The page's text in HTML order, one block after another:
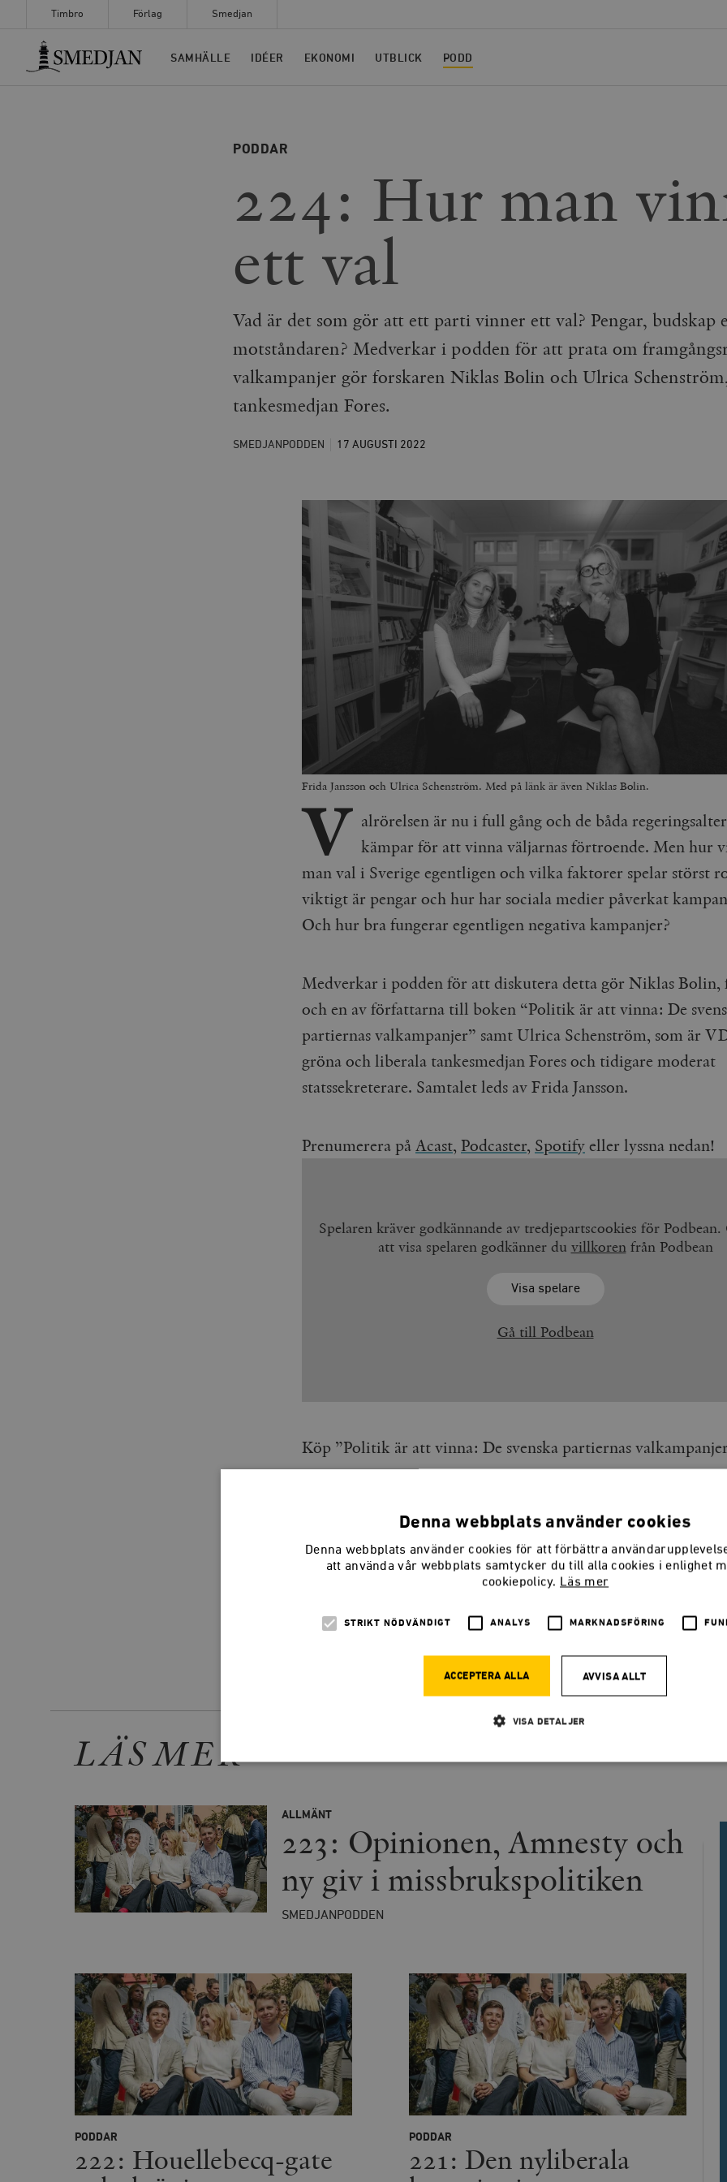
Timbro Förlag Smedjan
Timbro
SAMHÄLLE IDÉER EKONOMI UTBLICK PODD
PODDAR
224: Hur man
ett val
Vad är det som gör att ett parti vinner ett val? Pengar, budskap
motståndaren? Medverkar i podden för att prata om
valkampanjer gör forskaren Niklas Bolin och Ulrica
tankesmedjan Fores.
SMEDJANPODDEN 17 AUGUSTI 2022
Frida Jansson och Ulrica Schenström. Med på länk är även Niklas Bolin.
V alrörelsen är nu i full gång och de båda
kämpar för att vinna väljarnas förtroende. Men hur
man val i Sverige egentligen och vilka faktorer spelar störst
viktigt är pengar och hur har sociala medier påverkat
Och hur bra fungerar egentligen negativa kampanjer?
Medverkar i podden för att diskutera detta gör Niklas Bolin,
och en av författarna till boken “Politik är att vinna: De
partiernas valkampanjer” samt Ulrica Schenström, som är
gröna och liberala tankesmedjan Fores och tidigare moderat
statssekreterare. Samtalet leds av Frida Jansson.
Prenumerera påAcast, Podcaster, Spotifyeller lyssna nedan!
Spelaren kräver godkännande av tredjepartscookies för Podbean.
att visa spelaren godkänner du villkorenfrån Podbean
Visa spelare
Gå till Podbean
Köp ”Politik är att vinna: De svenska partiernas
SMEDJANPODDEN
Magasinets veckoliga podcast om nyheter, samhälle och
på ämnen eller gäster? Hör av dig till Smedjans redaktion!
LÄS MER
ALLMÄNT
223: Opinionen, Amnesty och
ny giv i missbrukspolitiken
SMEDJANPODDEN
PODDAR
222: Houellebecq-gate
PODDAR
221: Den nyliberala
Denna webbplats använder cookies
Denna webbplats använder cookies för att förbättra
att använda vår webbplats samtycker du till alla cookies i enlighet
cookiepolicy. Läs mer
STRIKT NÖDVÄNDIGT ANALYS MARKNADSFÖRING
ACCEPTERA ALLA AVVISA ALLT
VISA DETALJER
Strikt nödvändiga kakor tillåter kärnwebbplatsfunktioner som användarinloggning och kontohantering. Webbplatsen
utan strikt nödvändiga cookies.
Namn
Leverantör
Beskrivning
woocommerce_cart_hash
Automattic
Session
Hjälper WooCommerce att avgöra
Cookien är inställd så att Hotjar kan
användarens resa för ett totalt antal
woocommerce_items_in_cart
Automattic
Inc.
timbro.se
Session
Hjälper WooCommerce att avgöra
ändras.
wp_woocommerce_session_[abcdef0123456789]
{32}
timbro.se 2 dagar
__cf_bm
Cloudflare
Inc.
.myfonts.net
minuter
Denna cookie används för att skilja
Detta är fördelaktigt för webbplatsen
rapporter om användningen av deras
_hjAbsoluteSessionInProgress
Hotjar Ltd
.timbro.se
30
minuter
Cookien är inställd så att Hotjar kan
användarens resa för ett totalt antal
Cloudflare
Inc.
30
minuter
Denna cookie används för att skilja
Detta är fördelaktigt för webbplatsen